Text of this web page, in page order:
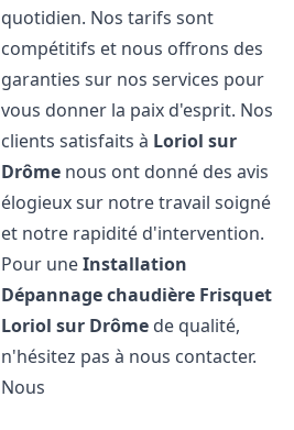
quotidien. Nos tarifs sont
compétitifs et nous offrons des
garanties sur nos services pour
vous donner la paix d'esprit. Nos
clients satisfaits à Loriol sur
Drôme nous ont donné des avis
élogieux sur notre travail soigné
et notre rapidité d'intervention.
Pour uneInstallation
Dépannage chaudière Frisquet
Loriol sur Drôme de qualité,
n'hésitez pas à nous contacter.
Nous